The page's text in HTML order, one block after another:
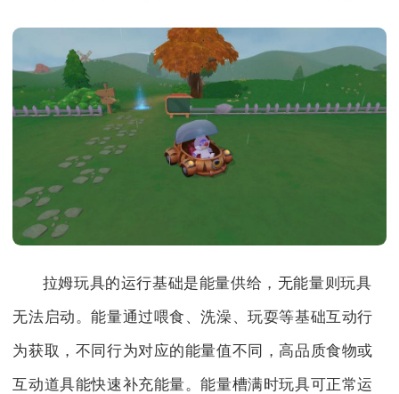
拉姆玩具的运行基础是能量供给，无能量则玩具
无法启动。能量通过喂食、洗澡、玩耍等基础互动行
为获取，不同行为对应的能量值不同，高品质食物或
互动道具能快速补充能量。能量槽满时玩具可正常运